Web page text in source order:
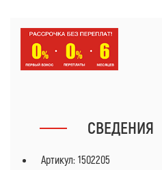
СВЕДЕНИЯ
Артикул: 1502205